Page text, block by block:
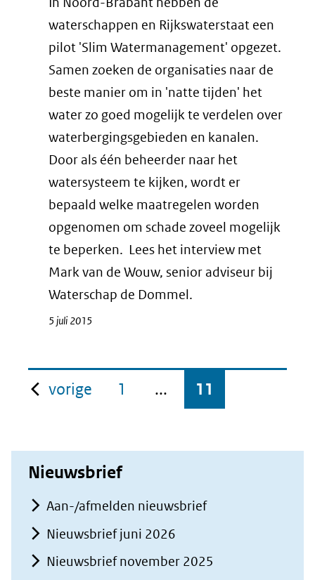
waterschappen en Rijkswaterstaat een
pilot 'Slim Watermanagement' opgezet.
Samen zoeken de organisaties naar de
beste manier om in 'natte tijden' het
water zo goed mogelijk te verdelen over
waterbergingsgebieden en kanalen.
Door als één beheerder naar het
watersysteem te kijken, wordt er
bepaald welke maatregelen worden
opgenomen om schade zoveel mogelijk
te beperken. Lees het interview met
Mark van de Wouw, senior adviseur bij
Waterschap de Dommel.
5 juli 2015
vorige pagina
1 ... 11
Nieuwsbrief
Aan-/afmelden nieuwsbrief
Nieuwsbrief juni 2026
Nieuwsbrief november 2025